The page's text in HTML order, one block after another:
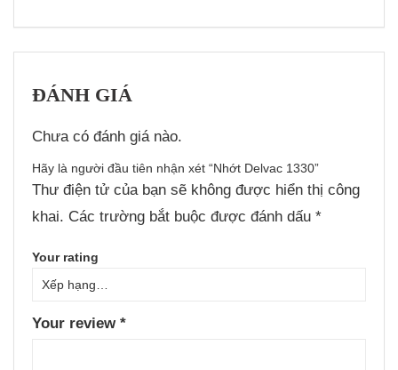
ĐÁNH GIÁ
Chưa có đánh giá nào.
Hãy là người đầu tiên nhận xét “Nhớt Delvac 1330”
Thư điện tử của bạn sẽ không được hiển thị công
khai. Các trường bắt buộc được đánh dấu *
Your rating
Your review *